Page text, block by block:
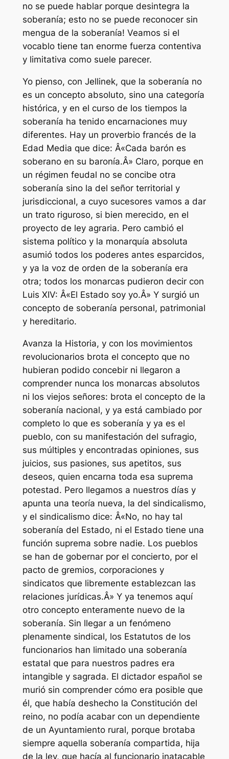
no se puede hablar porque desintegra la
soberanía; esto no se puede reconocer sin
mengua de la soberanía! Veamos si el
vocablo tiene tan enorme fuerza contentiva
y limitativa como suele parecer.
Yo pienso, con Jellinek, que la soberanía no
es un concepto absoluto, sino una categoría
histórica, y en el curso de los tiempos la
soberanía ha tenido encarnaciones muy
diferentes. Hay un proverbio francés de la
Edad Media que dice: Â«Cada barón es
soberano en su baronía.Â» Claro, porque en
un régimen feudal no se concibe otra
soberanía sino la del señor territorial y
jurisdiccional, a cuyo sucesores vamos a dar
un trato riguroso, si bien merecido, en el
proyecto de ley agraria. Pero cambió el
sistema político y la monarquía absoluta
asumió todos los poderes antes esparcidos,
y ya la voz de orden de la soberanía era
otra; todos los monarcas pudieron decir con
Luis XIV: Â«El Estado soy yo.Â» Y surgió un
concepto de soberanía personal, patrimonial
y hereditario.
Avanza la Historia, y con los movimientos
revolucionarios brota el concepto que no
hubieran podido concebir ni llegaron a
comprender nunca los monarcas absolutos
ni los viejos señores: brota el concepto de la
soberanía nacional, y ya está cambiado por
completo lo que es soberanía y ya es el
pueblo, con su manifestación del sufragio,
sus múltiples y encontradas opiniones, sus
juicios, sus pasiones, sus apetitos, sus
deseos, quien encarna toda esa suprema
potestad. Pero llegamos a nuestros días y
apunta una teoría nueva, la del sindicalismo,
y el sindicalismo dice: Â«No, no hay tal
soberanía del Estado, ni el Estado tiene una
función suprema sobre nadie. Los pueblos
se han de gobernar por el concierto, por el
pacto de gremios, corporaciones y
sindicatos que libremente establezcan las
relaciones jurídicas.Â» Y ya tenemos aquí
otro concepto enteramente nuevo de la
soberanía. Sin llegar a un fenómeno
plenamente sindical, los Estatutos de los
funcionarios han limitado una soberanía
estatal que para nuestros padres era
intangible y sagrada. El dictador español se
murió sin comprender cómo era posible que
él, que había deshecho la Constitución del
reino, no podía acabar con un dependiente
de un Ayuntamiento rural, porque brotaba
siempre aquella soberanía compartida, hija
de la ley, que hacía al funcionario inatacable